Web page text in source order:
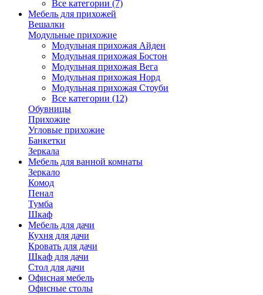
Все категории (7)
Мебель для прихожей
Вешалки
Модульные прихожие
Модульная прихожая Айден
Модульная прихожая Бостон
Модульная прихожая Вега
Модульная прихожая Норд
Модульная прихожая Стоуби
Все категории (12)
Обувницы
Прихожие
Угловые прихожие
Банкетки
Зеркала
Мебель для ванной комнаты
Зеркало
Комод
Пенал
Тумба
Шкаф
Мебель для дачи
Кухня для дачи
Кровать для дачи
Шкаф для дачи
Стол для дачи
Офисная мебель
Офисные столы